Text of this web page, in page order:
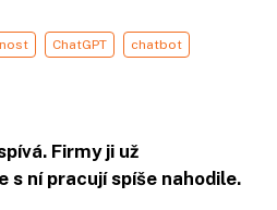
ChatGPT chatbot
Firmy ji už
s ní pracují spíše nahodile.